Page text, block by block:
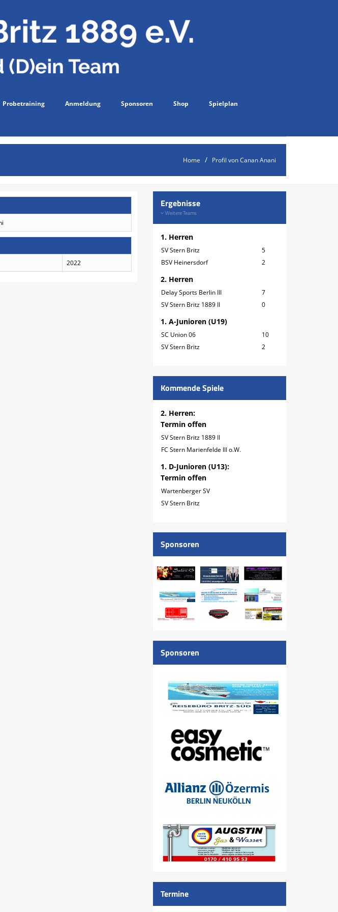
Probetraining Anmeldung Sponsoren Shop Spielplan
Home Profil von Canan Anani
2022
Ergebnisse
Weitere Teams
1. Herren
SV Stern Britz
5
BSV Heinersdorf
2
2. Herren
Delay Sports Berlin III
7
SV Stern Britz 1889 II
0
1. A-Junioren (U19)
SC Union 06
10
SV Stern Britz
2
Kommende Spiele
2. Herren:
Termin offen
SV Stern Britz 1889 II
FC Stern Marienfelde III o.W.
1. D-Junioren (U13):
Termin offen
Wartenberger SV
SV Stern Britz
Sponsoren
Sponsoren
Termine